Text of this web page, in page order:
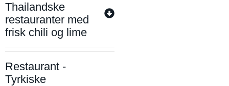
Thailandske
restauranter med
frisk chili og lime
Restaurant -
Tyrkiske